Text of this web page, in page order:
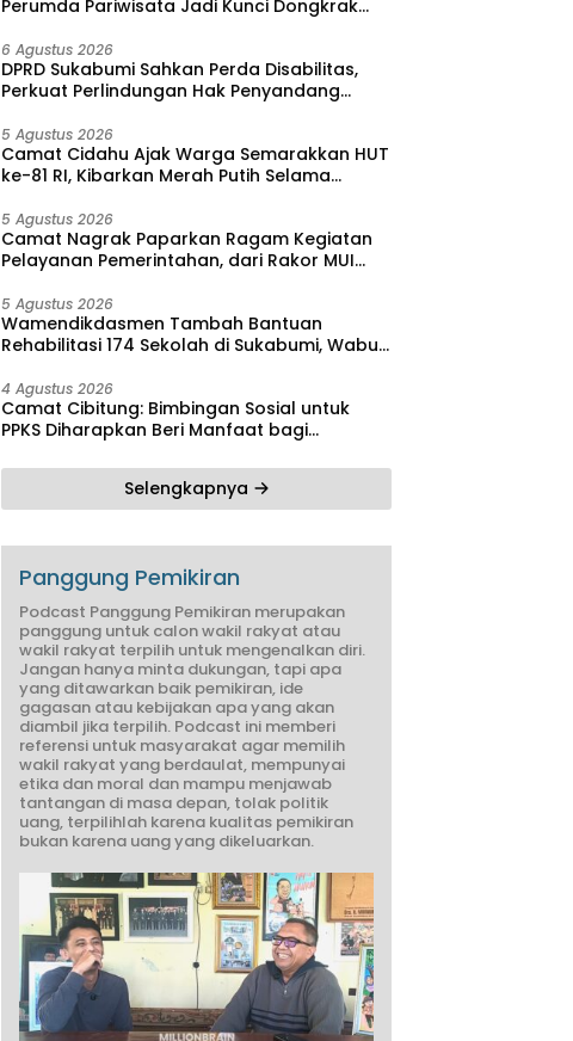
Perumda Pariwisata Jadi Kunci Dongkrak
6 Agustus 2026
DPRD Sukabumi Sahkan Perda Disabilitas,
Perkuat Perlindungan Hak Penyandang
5 Agustus 2026
Camat Cidahu Ajak Warga Semarakkan HUT
ke-81 RI, Kibarkan Merah Putih Selama
5 Agustus 2026
Camat Nagrak Paparkan Ragam Kegiatan
Pelayanan Pemerintahan, dari Rakor MUI
5 Agustus 2026
Wamendikdasmen Tambah Bantuan
Rehabilitasi 174 Sekolah di Sukabumi, Wabup
Pendidikan
4 Agustus 2026
Camat Cibitung: Bimbingan Sosial untuk
PPKS Diharapkan Beri Manfaat bagi
Selengkapnya
Panggung Pemikiran
Podcast Panggung Pemikiran merupakan
panggung untuk calon wakil rakyat atau
wakil rakyat terpilih untuk mengenalkan diri.
Jangan hanya minta dukungan, tapi apa
yang ditawarkan baik pemikiran, ide
gagasan atau kebijakan apa yang akan
diambil jika terpilih. Podcast ini memberi
referensi untuk masyarakat agar memilih
wakil rakyat yang berdaulat, mempunyai
etika dan moral dan mampu menjawab
tantangan di masa depan, tolak politik
uang, terpilihlah karena kualitas pemikiran
bukan karena uang yang dikeluarkan.